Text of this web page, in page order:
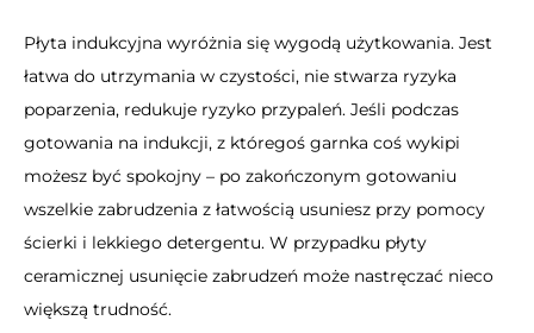
Płyta indukcyjna wyróżnia się wygodą użytkowania. Jest
łatwa do utrzymania w czystości, nie stwarza ryzyka
poparzenia, redukuje ryzyko przypaleń. Jeśli podczas
gotowania na indukcji, z któregoś garnka coś wykipi
możesz być spokojny – po zakończonym gotowaniu
wszelkie zabrudzenia z łatwością usuniesz przy pomocy
ścierki i lekkiego detergentu. W przypadku płyty
ceramicznej usunięcie zabrudzeń może nastręczać nieco
większą trudność.